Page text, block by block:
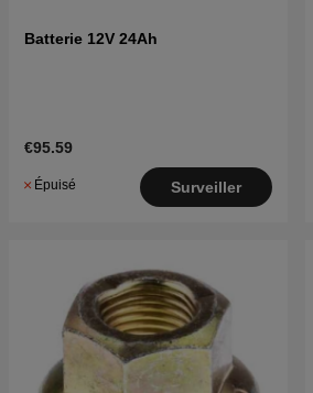
Batterie 12V 24Ah
€95.59
Épuisé Surveiller